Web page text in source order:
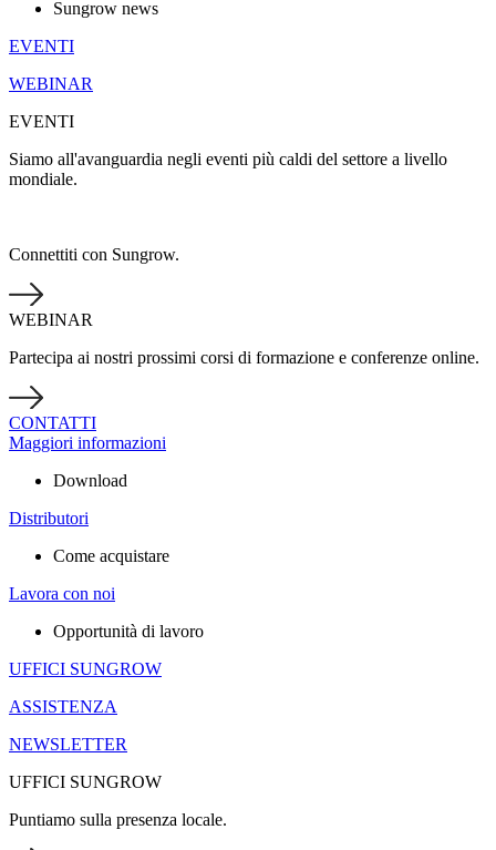
Sungrow news
EVENTI
WEBINAR
EVENTI
Siamo all'avanguardia negli eventi più caldi del settore a livello
mondiale.
Connettiti con Sungrow.
WEBINAR
Partecipa ai nostri prossimi corsi di formazione e conferenze online.
CONTATTI
Maggiori informazioni
Download
Distributori
Come acquistare
Lavora con noi
Opportunità di lavoro
UFFICI SUNGROW
ASSISTENZA
NEWSLETTER
UFFICI SUNGROW
Puntiamo sulla presenza locale.